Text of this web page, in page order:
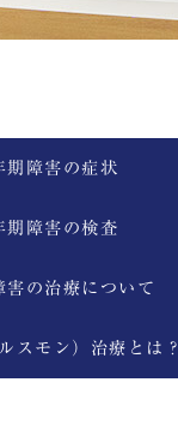
期障害の症状
期障害の検査
害の治療について
スモン）治療とは？